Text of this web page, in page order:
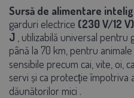
Sursă de alimentare
garduri electrice (230 V/12 V)
J , utilizabilă universal
până la 70 km, pentru
sensibile precum cai, vite, oi,
servi și ca protecție împotriva
dăunătorilor mici .